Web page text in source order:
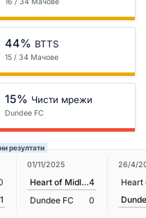
44% BTTS
15 / 34 Мачове
15% Чисти мрежи
Dundee FC
резултати
1
01/11/2025
Heart of Midlothian FC4
Dundee FC
0
26/4/